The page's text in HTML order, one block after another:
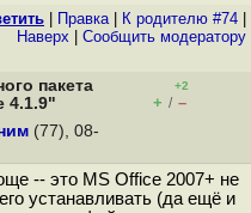
Правка| К родителю #74
Наверх
Cообщить модератору
пакета
4.1.9"
+2
+ / –
(77), 08-
-- это MS Office 2007+ не
устанавливать (да ещё и